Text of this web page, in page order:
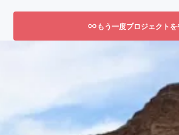
もう一度プロジェクト